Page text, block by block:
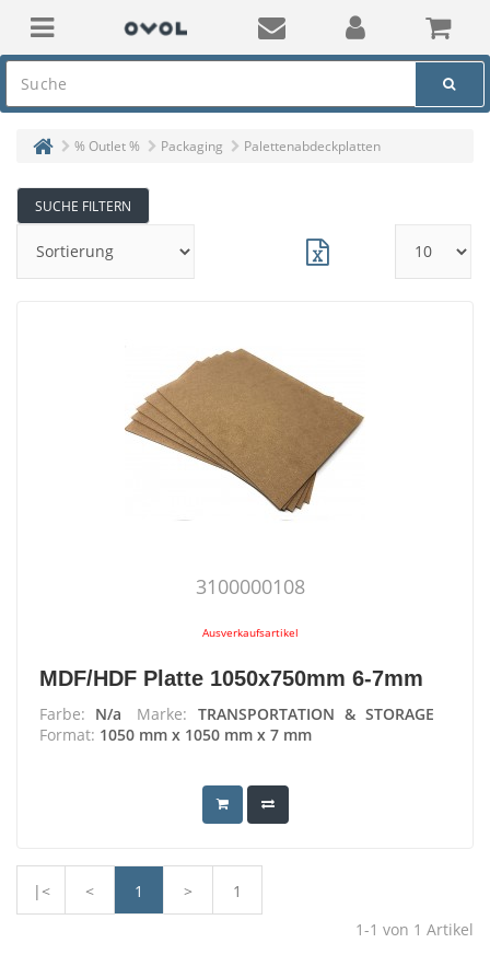
% Outlet % Packaging Palettenabdeckplatten
SUCHE FILTERN
3100000108
Ausverkaufsartikel
MDF/HDF Platte 1050x750mm 6-7mm
Farbe: N/a Marke: TRANSPORTATION & STORAGE
Format: 1050 mm x 1050 mm x 7 mm
|< < 1 >
1
1-1 von 1 Artikel